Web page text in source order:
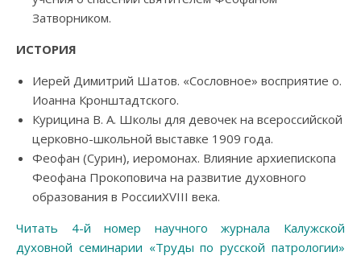
Затворником.
ИСТОРИЯ
Иерей Димитрий Шатов. «Сословное» восприятие о.
Иоанна Кронштадтского.
Курицина В. А. Школы для девочек на всероссийской
церковно-школьной выставке 1909 года.
Феофан (Сурин), иеромонах. Влияние архиепископа
Феофана Прокоповича на развитие духовного
образования в РоссииXVIII века.
Читать 4-й номер научного журнала Калужской
духовной семинарии «Труды по русской патрологии»